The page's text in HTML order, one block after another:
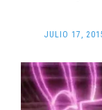
JULIO 17,